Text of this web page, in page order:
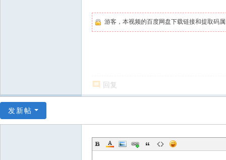
游客，本视频的百度网盘下载链接和提取码
回复
发新帖